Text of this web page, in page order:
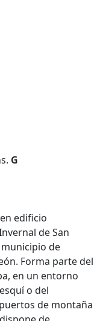
G
edificio
de San
de
Forma parte del
en un entorno
o del
de montaña